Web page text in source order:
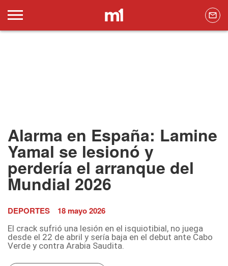
Alarma en España: Lamine
Yamal se lesionó y
perdería el arranque del
Mundial 2026
DEPORTES 18 mayo 2026
El crack sufrió una lesión en el isquiotibial, no juega
desde el 22 de abril y sería baja en el debut ante Cabo
Verde y contra Arabia Saudita.